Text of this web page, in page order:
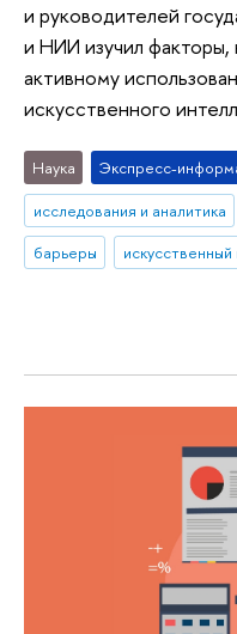
и руководителей
и НИИ изучил
активному
искусственного
Наука Экспресс-
исследования и аналитика
барьеры